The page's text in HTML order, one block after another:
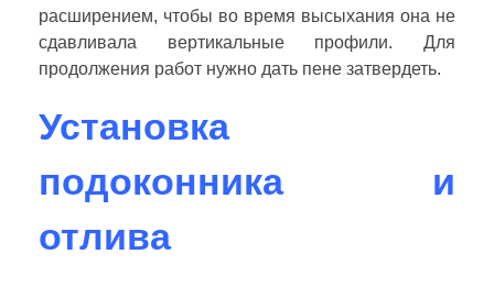
расширением, чтобы во время высыхания она не
сдавливала вертикальные профили. Для
продолжения работ нужно дать пене затвердеть.
Установка
подоконника и
отлива